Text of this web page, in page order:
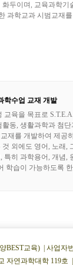
화두이며, 교육과학기
과학교과 시범교재
학수업 교재 개발
교육을 목표로
활동, 생활과학과 첨
재를 개발하여 제공
것 외에도 영어, 노래,
특히 과학용어, 개념,
학습이 가능하도록
교육) | 사업자번
자연과학대학 119